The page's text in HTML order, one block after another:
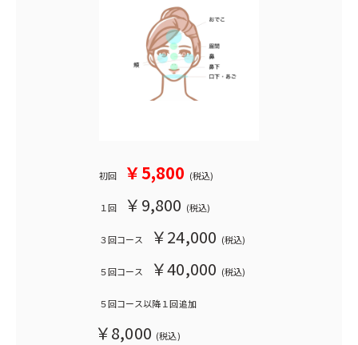
初回 ￥5,800 (税込)
１回 ￥9,800 (税込)
３回コース ￥24,000 (税込)
５回コース ￥40,000 (税込)
５回コース以降１回追加
￥8,000 (税込)